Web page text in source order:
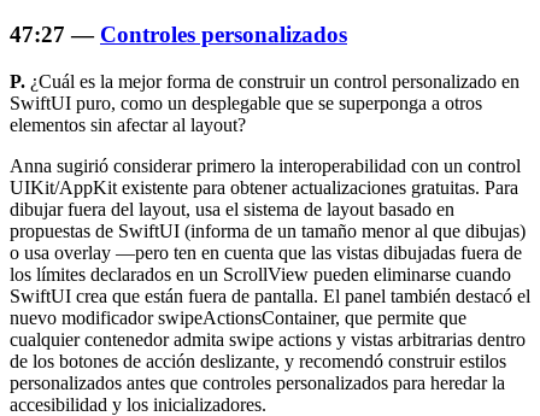
47:27 — Controles personalizados
P. ¿Cuál es la mejor forma de construir un control personalizado en
SwiftUI puro, como un desplegable que se superponga a otros
elementos sin afectar al layout?
Anna sugirió considerar primero la interoperabilidad con un control
UIKit/AppKit existente para obtener actualizaciones gratuitas. Para
dibujar fuera del layout, usa el sistema de layout basado en
propuestas de SwiftUI (informa de un tamaño menor al que dibujas)
o usa overlay —pero ten en cuenta que las vistas dibujadas fuera de
los límites declarados en un ScrollView pueden eliminarse cuando
SwiftUI crea que están fuera de pantalla. El panel también destacó el
nuevo modificador swipeActionsContainer, que permite que
cualquier contenedor admita swipe actions y vistas arbitrarias dentro
de los botones de acción deslizante, y recomendó construir estilos
personalizados antes que controles personalizados para heredar la
accesibilidad y los inicializadores.